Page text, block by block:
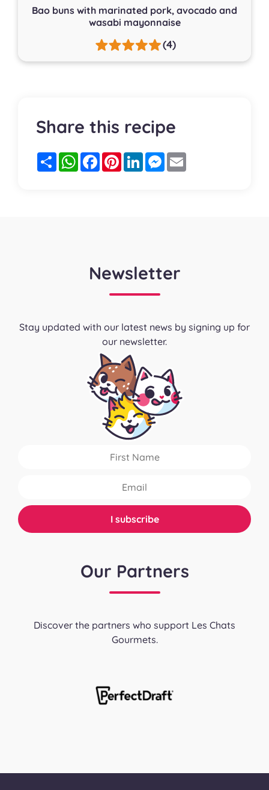
Bao buns with marinated pork, avocado and
wasabi mayonnaise
(4)
Share this recipe
PartagerWhatsApp
FacebookPinterestLinkedInMessenger
Newsletter
Stay updated with our latest news by signing up for
our newsletter.
Our Partners
Discover the partners who support Les Chats
Gourmets.